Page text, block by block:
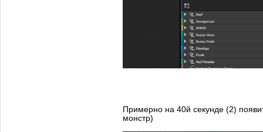
Примерно на 40й секунде (2)
монстр)